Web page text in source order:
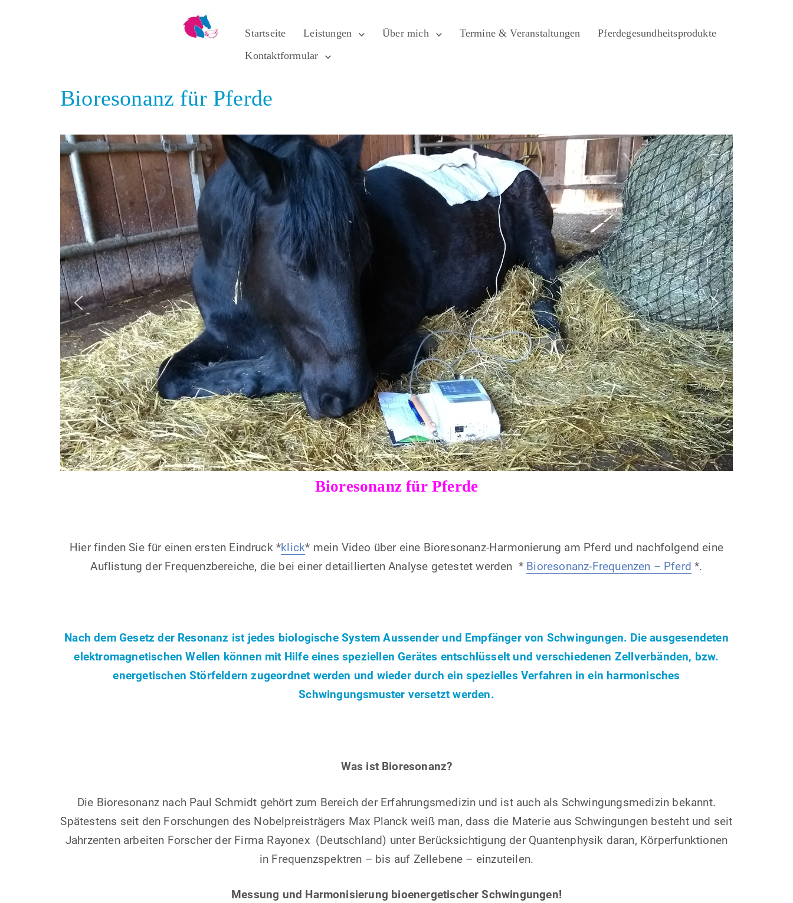
Startseite Leistungen Über mich Termine & Veranstaltungen
Pferdegesundheitsprodukte
Kontaktformular
Bioresonanz für Pferde
Bioresonanz für Pferde
Hier finden Sie für einen ersten Eindruck *klick* mein Video über eine Bioresonanz-Harmonierung am Pferd und nachfolgend eine
Auflistung der Frequenzbereiche, die bei einer detaillierten Analyse getestet werden * Bioresonanz-Frequenzen – Pferd *.
Nach dem Gesetz der Resonanz ist jedes biologische System Aussender und Empfänger von Schwingungen. Die ausgesendeten
elektromagnetischen Wellen können mit Hilfe eines speziellen Gerätes entschlüsselt und verschiedenen Zellverbänden, bzw.
energetischen Störfeldern zugeordnet werden und wieder durch ein spezielles Verfahren in ein harmonisches
Schwingungsmuster versetzt werden.
Was ist Bioresonanz?
Die Bioresonanz nach Paul Schmidt gehört zum Bereich der Erfahrungsmedizin und ist auch als Schwingungsmedizin bekannt.
Spätestens seit den Forschungen des Nobelpreisträgers Max Planck weiß man, dass die Materie aus Schwingungen besteht und seit
Jahrzenten arbeiten Forscher der Firma Rayonex (Deutschland) unter Berücksichtigung der Quantenphysik daran, Körperfunktionen
in Frequenzspektren – bis auf Zellebene – einzuteilen.
Messung und Harmonisierung bioenergetischer Schwingungen!